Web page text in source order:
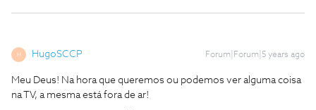
HugoSCCP Forum|Forum|5 years ago
Meu Deus! Na hora que queremos ou podemos ver alguma coisa
na TV, a mesma está fora de ar!